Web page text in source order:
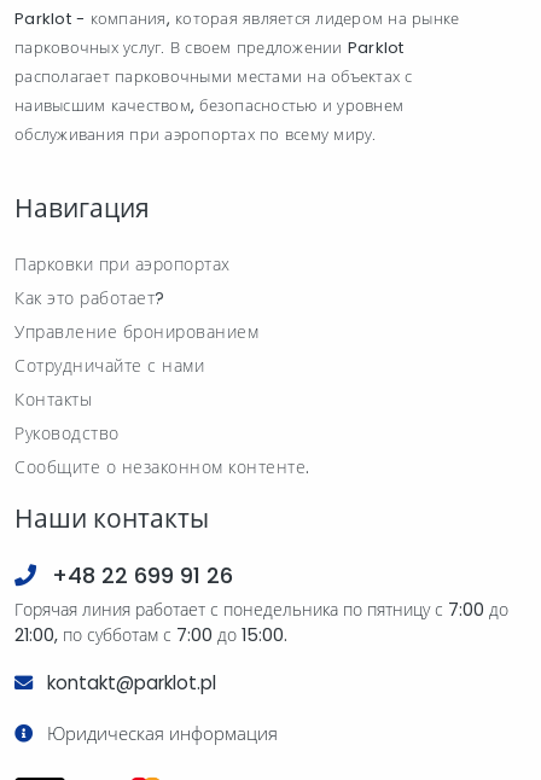
Parklot - компания, которая является лидером на рынке
парковочных услуг. В своем предложении Parklot
располагает парковочными местами на объектах с
наивысшим качеством, безопасностью и уровнем
обслуживания при аэропортах по всему миру.
Навигация
Парковки при аэропортах
Как это работает?
Управление бронированием
Сотрудничайте с нами
Контакты
Руководство
Сообщите о незаконном контенте.
Наши контакты
+48 22 699 91 26
Горячая линия работает с понедельника по пятницу с 7:00 до
21:00, по субботам с 7:00 до 15:00.
kontakt@parklot.pl
Юридическая информация